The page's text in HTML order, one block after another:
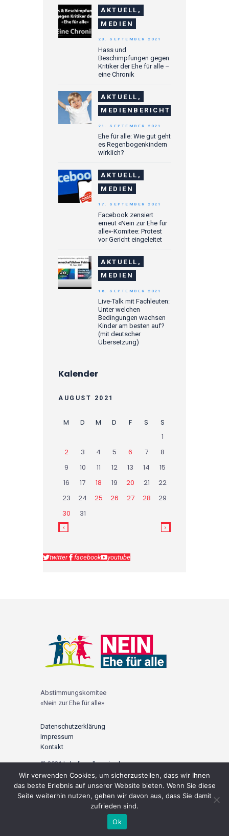
AKTUELL,
MEDIEN
Hass und
Beschimpfungen gegen
Kritiker der Ehe für alle –
eine Chronik
23. SEPTEMBER 2021
AKTUELL,
MEDIENBERICHTE
Ehe für alle: Wie gut geht
es Regenbogenkindern
wirklich?
21. SEPTEMBER 2021
AKTUELL,
MEDIEN
Facebook zensiert
erneut «Nein zur Ehe für
alle»-Komitee: Protest
vor Gericht eingeleitet
17. SEPTEMBER 2021
AKTUELL,
MEDIEN
Live-Talk mit Fachleuten:
Unter welchen
Bedingungen wachsen
Kinder am besten auf?
(mit deutscher
Übersetzung)
16. SEPTEMBER 2021
Kalender
AUGUST 2021
M D M D F S
S
1
2
3 4 5 6 7
8
9
10 11 12 13 14
15
16
17 18 19 20 21
22
23
24 25 26 27 28
29
30
31
twitter facebook youtube
Abstimmungskomitee
«Nein zur Ehe für alle»
Datenschutzerklärung
Impressum
Kontakt
© 2021 |ehefueralle-nein.ch
Social Media
Wir verwenden Cookies, um sicherzustellen, dass wir Ihnen
das beste Erlebnis auf unserer Website bieten. Wenn Sie diese
Seite weiterhin nutzen, gehen wir davon aus, dass Sie damit
zufrieden sind.
Ok